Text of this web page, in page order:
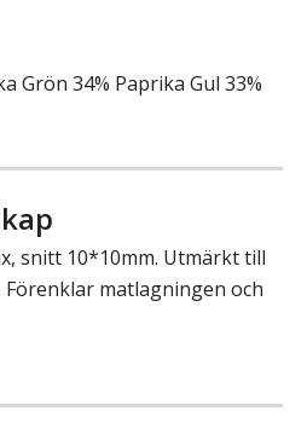
Grön 34% Paprika Gul 33%
snitt 10*10mm. Utmärkt till
matlagningen och